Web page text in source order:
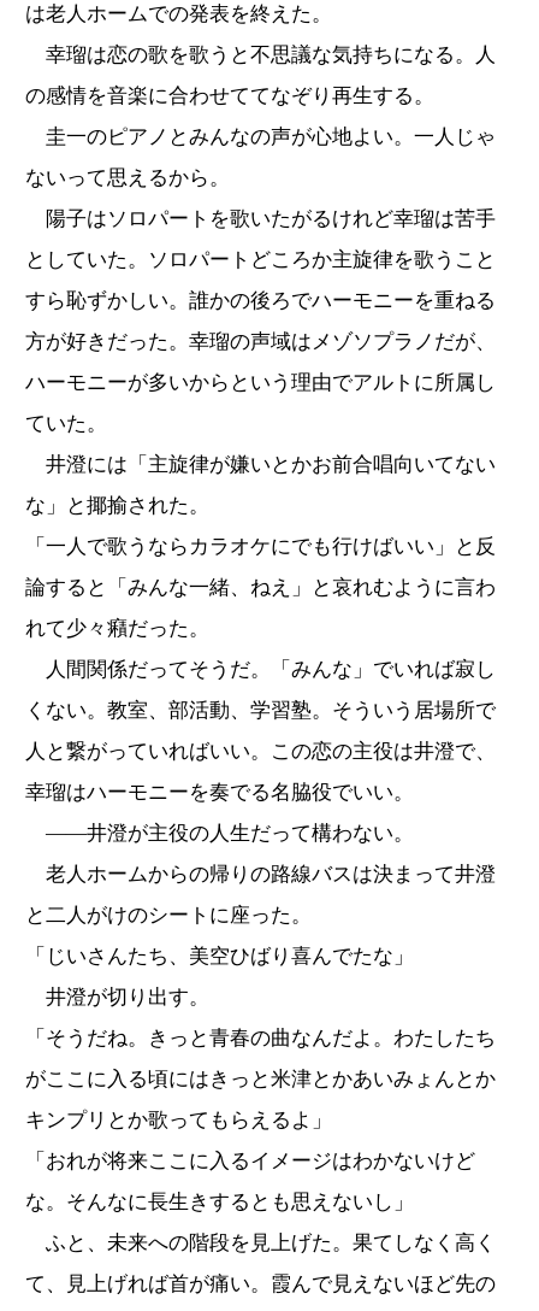
は老人ホームでの発表を終えた。
幸瑠は恋の歌を歌うと不思議な気持ちになる。人
の感情を音楽に合わせててなぞり再生する。
圭一のピアノとみんなの声が心地よい。一人じゃ
ないって思えるから。
陽子はソロパートを歌いたがるけれど幸瑠は苦手
としていた。ソロパートどころか主旋律を歌うこと
すら恥ずかしい。誰かの後ろでハーモニーを重ねる
方が好きだった。幸瑠の声域はメゾソプラノだが、
ハーモニーが多いからという理由でアルトに所属し
ていた。
井澄には「主旋律が嫌いとかお前合唱向いてない
な」と揶揄された。
「一人で歌うならカラオケにでも行けばいい」と反
論すると「みんな一緒、ねえ」と哀れむように言わ
れて少々癪だった。
人間関係だってそうだ。「みんな」でいれば寂し
くない。教室、部活動、学習塾。そういう居場所で
人と繋がっていればいい。この恋の主役は井澄で、
幸瑠はハーモニーを奏でる名脇役でいい。
――井澄が主役の人生だって構わない。
老人ホームからの帰りの路線バスは決まって井澄
と二人がけのシートに座った。
「じいさんたち、美空ひばり喜んでたな」
井澄が切り出す。
「そうだね。きっと青春の曲なんだよ。わたしたち
がここに入る頃にはきっと米津とかあいみょんとか
キンプリとか歌ってもらえるよ」
「おれが将来ここに入るイメージはわかないけど
な。そんなに長生きするとも思えないし」
ふと、未来への階段を見上げた。果てしなく高く
て、見上げれば首が痛い。霞んで見えないほど先の